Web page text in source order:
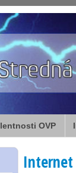
OVP
Internet